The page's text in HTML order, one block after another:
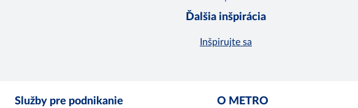
Ďalšia inšpirácia
Inšpirujte sa
Služby pre podnikanie O METRO